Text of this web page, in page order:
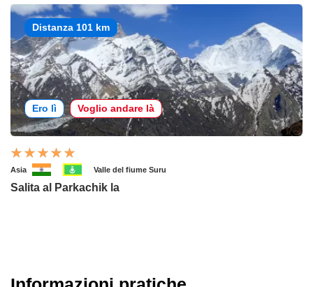
Distanza 101 km
Ero lì Voglio andare là
Asia Valle del fiume Suru
Salita al Parkachik la